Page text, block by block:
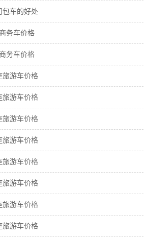
包车的好处
务车价格
务车价格
旅游车价格
旅游车价格
旅游车价格
旅游车价格
旅游车价格
旅游车价格
旅游车价格
旅游车价格